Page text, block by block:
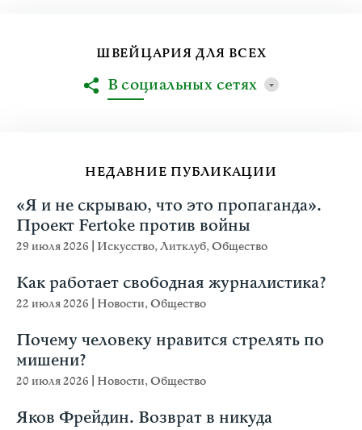
НЕДАВНИЕ ПУБЛИКАЦИИ
«Я и не скрываю, что это пропаганда».
Проект Fertoke против войны
29 июля 2026 Искусство,Литклуб,Общество
Как работает свободная журналистика?
22 июля 2026 Новости,Общество
Почему человеку нравится стрелять по
мишени?
20 июля 2026 Новости,Общество
Яков Фрейдин. Возврат в никуда
ШВЕЙЦАРИЯ ДЛЯ ВСЕХ
В социальных сетях